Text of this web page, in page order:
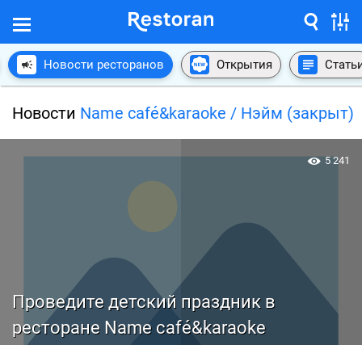
Новости ресторанов Открытия
Новости Name café&karaoke / Нэйм (закрыт)
Проведите детский праздник в
ресторане Name café&karaoke
5 241